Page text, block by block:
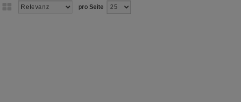
pro Seite